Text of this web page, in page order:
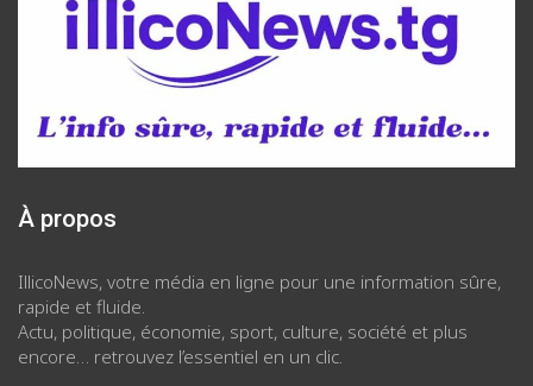
À propos
IllicoNews, votre média en ligne pour une information sûre,
rapide et fluide.
Actu, politique, économie, sport, culture, société et plus
encore… retrouvez l’essentiel en un clic.